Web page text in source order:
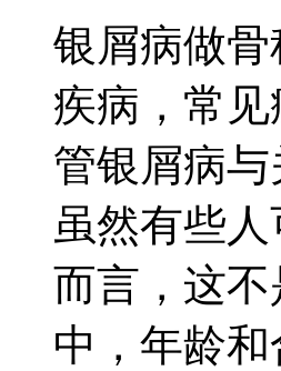
银屑病做
疾病，常
管银屑病
虽然有些
而言，这
中，年龄